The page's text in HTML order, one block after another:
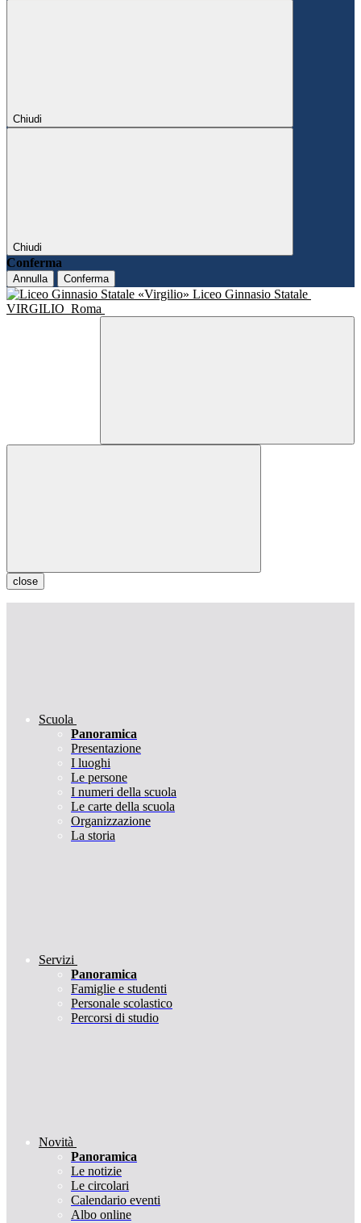
Chiudi
Chiudi
Conferma
Annulla Conferma
Liceo Ginnasio Statale
VIRGILIO Roma
close
Scuola
Panoramica
Presentazione
I luoghi
Le persone
I numeri della scuola
Le carte della scuola
Organizzazione
La storia
Servizi
Panoramica
Famiglie e studenti
Personale scolastico
Percorsi di studio
Novità
Panoramica
Le notizie
Le circolari
Calendario eventi
Albo online